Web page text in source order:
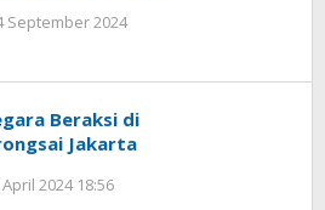
September 2024
Beraksi di
Jakarta
2024 18:56